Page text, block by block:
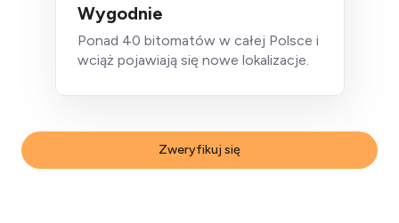
Zweryfikuj się
Wygodnie
Ponad 40 bitomatów w całej Polsce i
wciąż pojawiają się nowe lokalizacje.